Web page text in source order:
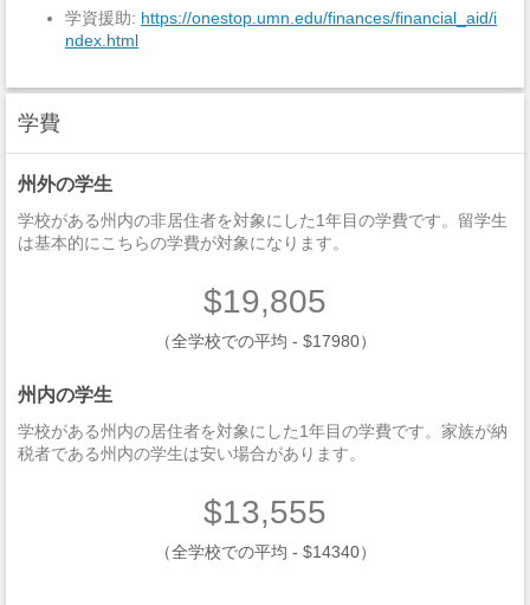
学資援助: https://onestop.umn.edu/finances/financial_aid/i
ndex.html
学費
州外の学生
学校がある州内の非居住者を対象にした1年目の学費です。留学生
は基本的にこちらの学費が対象になります。
$19,805
（全学校での平均 - $17980）
州内の学生
学校がある州内の居住者を対象にした1年目の学費です。家族が納
税者である州内の学生は安い場合があります。
$13,555
（全学校での平均 - $14340）